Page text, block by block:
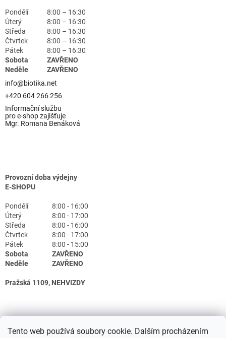
Tento web používá soubory cookie. Dalším procházením
Pondělí
8:00 – 16:30
Úterý
8:00 – 16:30
Středa
8:00 – 16:30
Čtvrtek
8:00 – 16:30
Pátek
8:00 – 16:30
Sobota
ZAVŘENO
Neděle
ZAVŘENO
info@biotika.net
+420 604 266 256
Informační službu
pro e-shop zajišťuje
Mgr. Romana Benáková
Provozní doba výdejny
E-SHOPU
Pondělí
8:00 - 16:00
Úterý
8:00 - 17:00
Středa
8:00 - 16:00
Čtvrtek
8:00 - 17:00
Pátek
8:00 - 15:00
Sobota
ZAVŘENO
Neděle
ZAVŘENO
Pražská 1109, NEHVIZDY